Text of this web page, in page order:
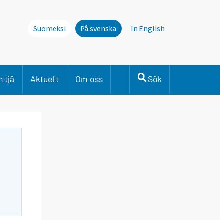
Suomeksi På svenska In English
tjä Aktuellt Om oss Sök